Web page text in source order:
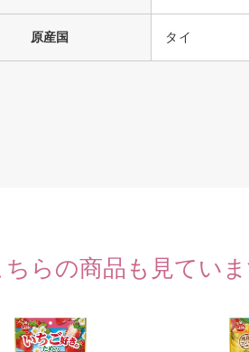
原産国 タイ
らの商品も見てい